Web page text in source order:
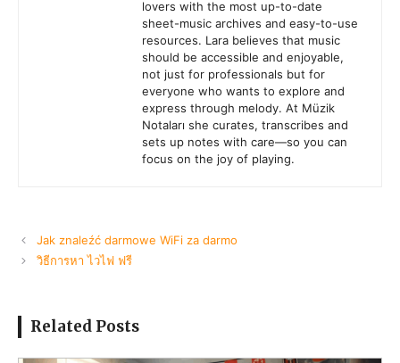
lovers with the most up-to-date
sheet-music archives and easy-to-use
resources. Lara believes that music
should be accessible and enjoyable,
not just for professionals but for
everyone who wants to explore and
express through melody. At Müzik
Notaları she curates, transcribes and
sets up notes with care—so you can
focus on the joy of playing.
Jak znaleźć darmowe WiFi za darmo
วิธีการหา ไวไฟ ฟรี
Related Posts